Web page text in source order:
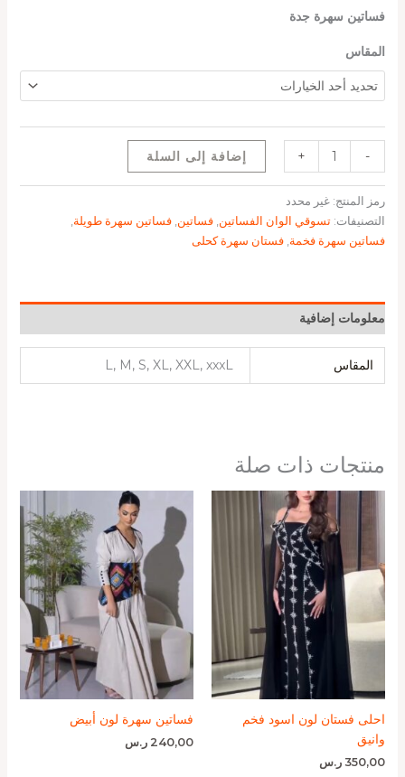
فساتين سهرة جدة
المقاس
-
+ إضافة إلى السلة
رمز المنتج: غير محدد
التصنيفات: تسوقي الوان الفساتين, فساتين, فساتين سهرة طويلة,
فساتين سهرة فخمة, فستان سهرة كحلى
معلومات إضافية
المقاس L, M, S, XL, XXL, xxxL
منتجات ذات صلة
احلى فستان لون اسود فخم
وانيق
350,00 ر.س
فساتين سهرة لون أبيض
240,00 ر.س